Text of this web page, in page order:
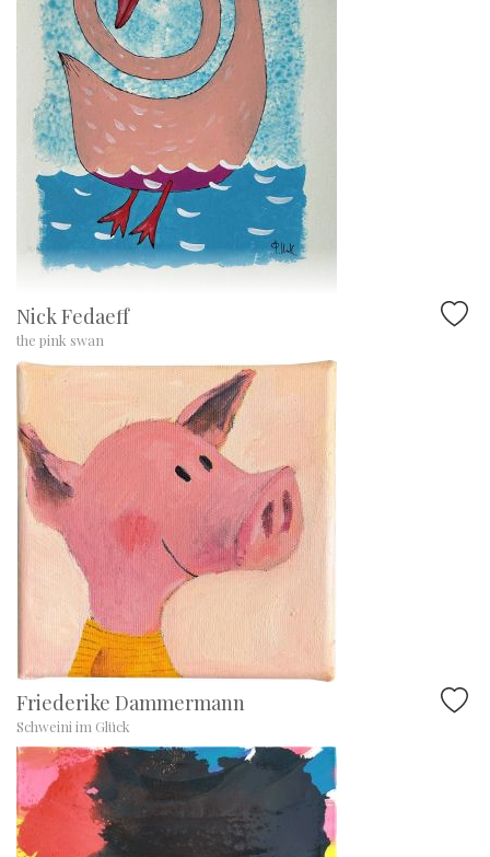
Nick Fedaeff
the pink swan
Friederike Dammermann
Schweini im Glück